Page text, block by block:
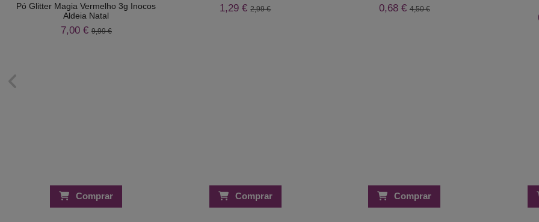
Pó Glitter Magia Vermelho 3g Inocos
Aldeia Natal
7,00 € 9,99 €
Comprar
1,29 €2,99 €
Comprar
0,68 €4,50 €
Comprar